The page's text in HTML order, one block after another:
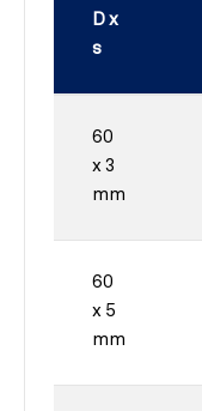
D x
s
60
x 3
mm
60
x 5
mm